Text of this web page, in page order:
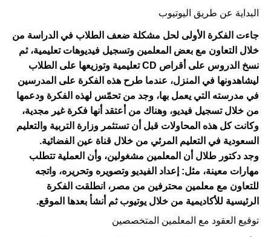
البداية عن طريق اليوتيوب
جاءت الفكرة الأولى لحل مشكلة ضعف الطلاب في الدراسة من
خلال التعاون مع بعض المعلمين وتسجيل فيديوهات تعليمية، ثم
نسخ الدروس على أقراص CD تعليمية وتوزيعها على الطلاب
ليشاهدونها في المنزل، عندما طرح هذه الفكرة على المدرسين
في مدرسته التي يعمل بها، وجد من تحمّس لهذه الفكرة ودعمها
من خلال تسجيل فيديو، وهناك من أعتقد أنها فكرة غير مجدية،
وكانت كل هذه المحاولات قبل أن تستثمر وزارة التربية والتعليم
السعودية في التعليم المرئي من خلال قناة عين الفضائية.
وجد دكتور طلال أن المعلمين مشغولين، وأن العملية تتطلب
مهارات معينة، مثل: إعداد الفيديو وتصويره وتحريره، واتجه
للتعاون مع معلمين محترفين من مصر، انطلقت الفكرة
الرئيسية للأكاديمية من خلال يوتيوب ثم أنشأ بعدها الموقع.
توقيع العقود مع المعلمين المتخصصين